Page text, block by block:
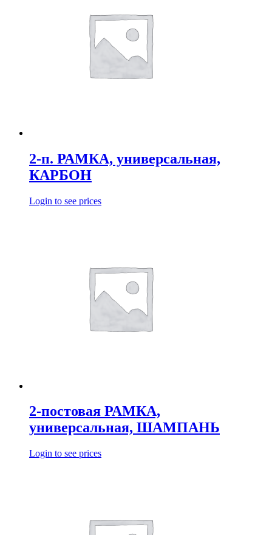
2-п. РАМКА, универсальная,
КАРБОН
Login to see prices
2-постовая РАМКА,
универсальная, ШАМПАНЬ
Login to see prices